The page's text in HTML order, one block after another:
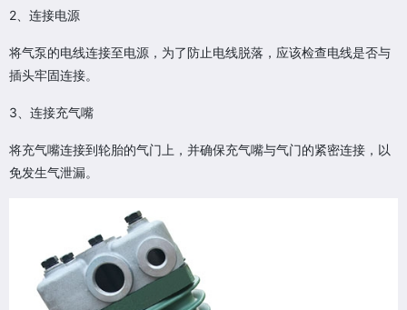
2、连接电源
将气泵的电线连接至电源，为了防止电线脱落，应该检查电线是否与
插头牢固连接。
3、连接充气嘴
将充气嘴连接到轮胎的气门上，并确保充气嘴与气门的紧密连接，以
免发生气泄漏。